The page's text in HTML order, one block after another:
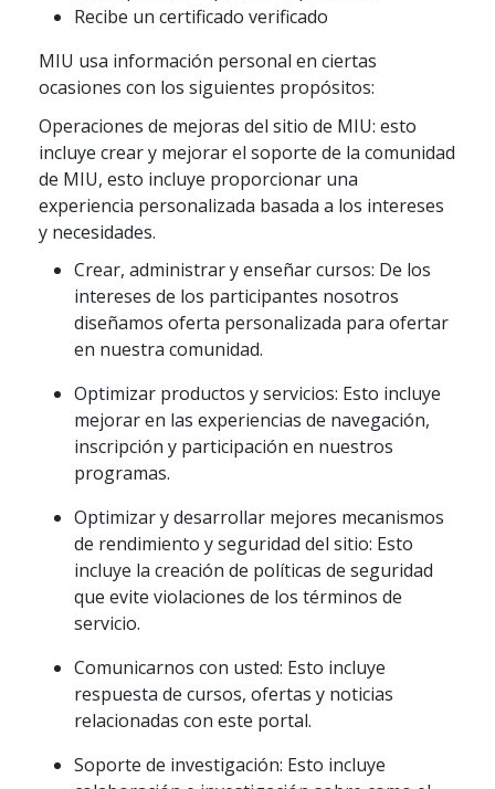
Recibe un certificado verificado
MIU usa información personal en ciertas
ocasiones con los siguientes propósitos:
Operaciones de mejoras del sitio de MIU: esto
incluye crear y mejorar el soporte de la comunidad
de MIU, esto incluye proporcionar una
experiencia personalizada basada a los intereses
y necesidades.
Crear, administrar y enseñar cursos: De los
intereses de los participantes nosotros
diseñamos oferta personalizada para ofertar
en nuestra comunidad.
Optimizar productos y servicios: Esto incluye
mejorar en las experiencias de navegación,
inscripción y participación en nuestros
programas.
Optimizar y desarrollar mejores mecanismos
de rendimiento y seguridad del sitio: Esto
incluye la creación de políticas de seguridad
que evite violaciones de los términos de
servicio.
Comunicarnos con usted: Esto incluye
respuesta de cursos, ofertas y noticias
relacionadas con este portal.
Soporte de investigación: Esto incluye